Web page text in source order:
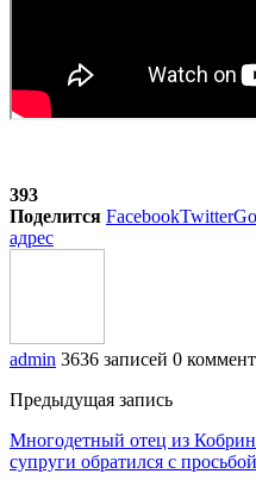
393
Поделится FacebookTwitter
адрес
admin 3636 записей 0
Предыдущая запись
Многодетный отец из
супруги обратился с